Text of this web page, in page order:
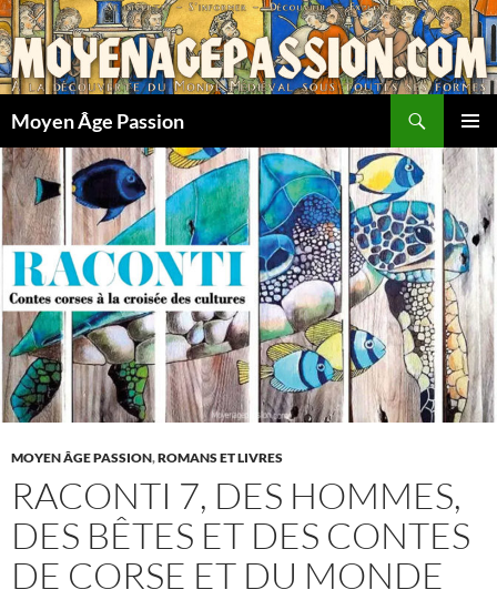
Aller
au
contenu
Moyen Âge Passion
MENU
MOYEN ÂGE PASSION,ROMANS ET LIVRES
RACONTI 7, DES HOMMES,
DES BÊTES ET DES CONTES
DE CORSE ET DU MONDE